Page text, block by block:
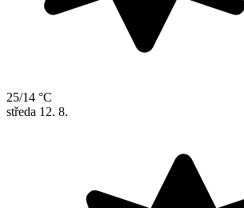
25/14 °C
středa 12. 8.